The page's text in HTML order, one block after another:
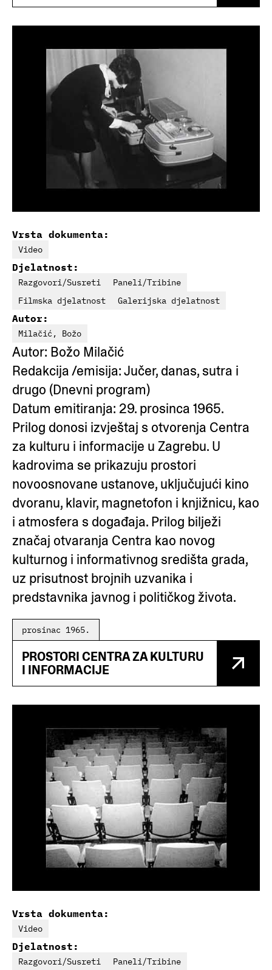
Vrsta dokumenta:
Video
Djelatnost:
Razgovori/Susreti
Paneli/Tribine
Filmska djelatnost
Galerijska djelatnost
Autor:
Milačić, Božo
Autor: Božo Milačić
Redakcija /emisija: Jučer, danas, sutra i
drugo (Dnevni program)
Datum emitiranja: 29. prosinca 1965.
Prilog donosi izvještaj s otvorenja Centra
za kulturu i informacije u Zagrebu. U
kadrovima se prikazuju prostori
novoosnovane ustanove, uključujući kino
dvoranu, klavir, magnetofon i knjižnicu, kao
i atmosfera s događaja. Prilog bilježi
značaj otvaranja Centra kao novog
kulturnog i informativnog središta grada,
uz prisutnost brojnih uzvanika i
predstavnika javnog i političkog života.
prosinac 1965.
PROSTORI CENTRA ZA KULTURU
I INFORMACIJE
Vrsta dokumenta:
Video
Djelatnost:
Razgovori/Susreti
Paneli/Tribine